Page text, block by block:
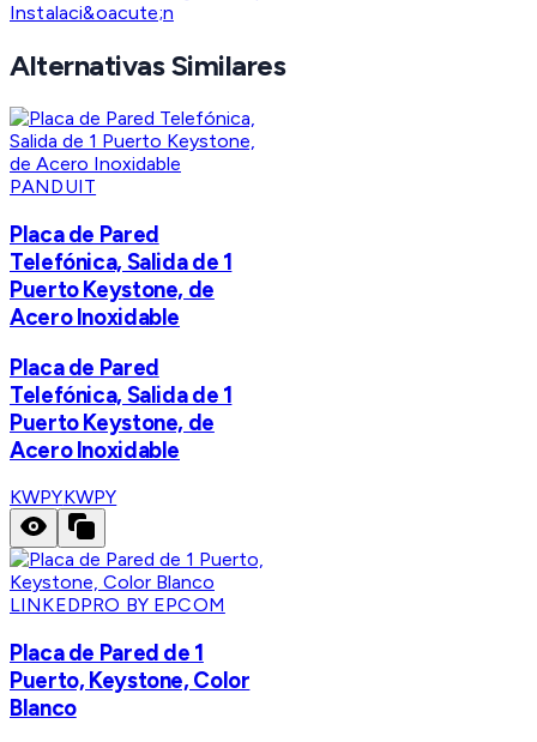
Instalaci&oacute;n
Alternativas Similares
PANDUIT
Placa de Pared
Telefónica, Salida de 1
Puerto Keystone, de
Acero Inoxidable
Placa de Pared
Telefónica, Salida de 1
Puerto Keystone, de
Acero Inoxidable
KWPYKWPY
LINKEDPRO BY EPCOM
Placa de Pared de 1
Puerto, Keystone, Color
Blanco